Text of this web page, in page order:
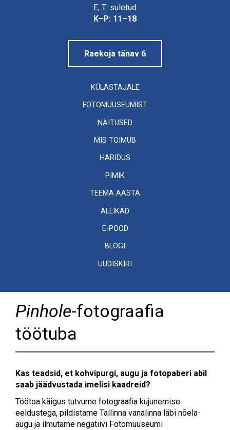
E, T: suletud
K–P: 11–18
Raekoja tänav 6
KÜLASTAJALE
FOTOMUUSEUMIST
NÄITUSED
MIS TOIMUB
HARIDUS
PIMIK
TEEMA AASTA
ALLIKAD
E-POOD
BLOGI
UUDISKIRI
Pinhole-fotograafia
töötuba
Kas teadsid, et kohvipurgi, augu ja fotopaberi abil
saab jäädvustada imelisi kaadreid?
Töötoa käigus tutvume fotograafia kujunemise
eeldustega, pildistame Tallinna vanalinna läbi nõela-
augu ja ilmutame negatiivi Fotomuuseumi